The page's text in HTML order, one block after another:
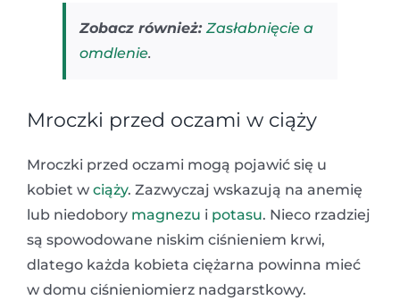
Zobacz również: Zasłabnięcie a
omdlenie.
Mroczki przed oczami w ciąży
Mroczki przed oczami mogą pojawić się u
kobiet w ciąży. Zazwyczaj wskazują na anemię
lub niedobory magnezu i potasu. Nieco rzadziej
są spowodowane niskim ciśnieniem krwi,
dlatego każda kobieta ciężarna powinna mieć
w domu ciśnieniomierz nadgarstkowy.